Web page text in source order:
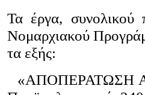
Τα έργα, συνολικού
Νομαρχιακού
τα εξής:
«ΑΠΟΠΕΡΑΤΩΣΗ